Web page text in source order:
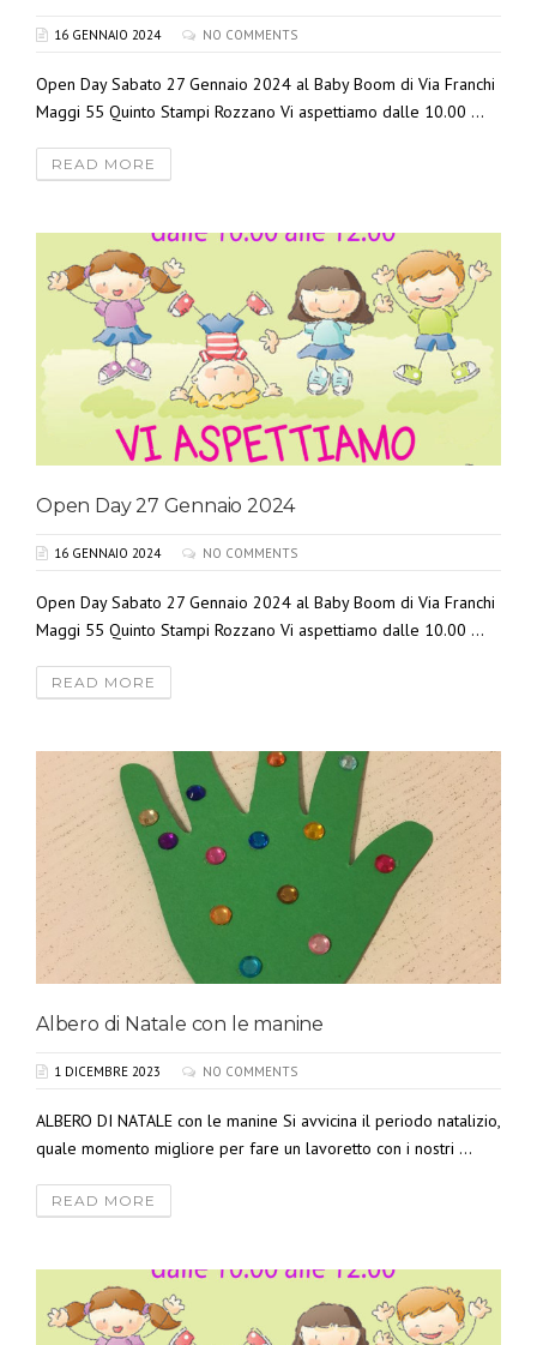
16 GENNAIO 2024 NO COMMENTS
Open Day Sabato 27 Gennaio 2024 al Baby Boom di Via Franchi
Maggi 55 Quinto Stampi Rozzano Vi aspettiamo dalle 10.00 ...
READ MORE
Open Day 27 Gennaio 2024
16 GENNAIO 2024 NO COMMENTS
Open Day Sabato 27 Gennaio 2024 al Baby Boom di Via Franchi
Maggi 55 Quinto Stampi Rozzano Vi aspettiamo dalle 10.00 ...
READ MORE
Albero di Natale con le manine
1 DICEMBRE 2023 NO COMMENTS
ALBERO DI NATALE con le manine Si avvicina il periodo natalizio,
quale momento migliore per fare un lavoretto con i nostri ...
READ MORE